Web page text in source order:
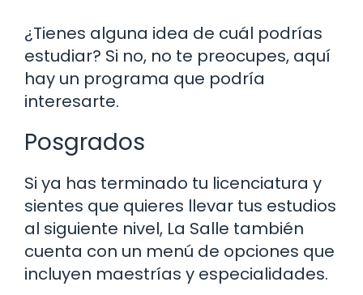
¿Tienes alguna idea de cuál podrías
estudiar? Si no, no te preocupes, aquí
hay un programa que podría
interesarte.
Posgrados
Si ya has terminado tu licenciatura y
sientes que quieres llevar tus estudios
al siguiente nivel, La Salle también
cuenta con un menú de opciones que
incluyen maestrías y especialidades.